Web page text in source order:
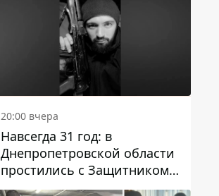
20:00 вчера
Навсегда 31 год: в
Днепропетровской области
простились с Защитником
Александром Репиным